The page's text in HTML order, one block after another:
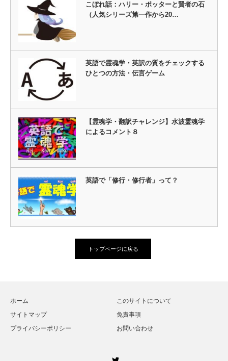
こぼれ話：ハリー・ポッターと賢者の石
（人気シリーズ第一作から20…
英語で霊魂学・英訳の質をチェックする
ひとつの方法・伝言ゲーム
【霊魂学・翻訳チャレンジ】水波霊魂学
によるコメント８
英語で「修行・修行者」って？
トップページに戻る
ホーム
このサイトについて
サイトマップ
免責事項
プライバシーポリシー
お問い合わせ